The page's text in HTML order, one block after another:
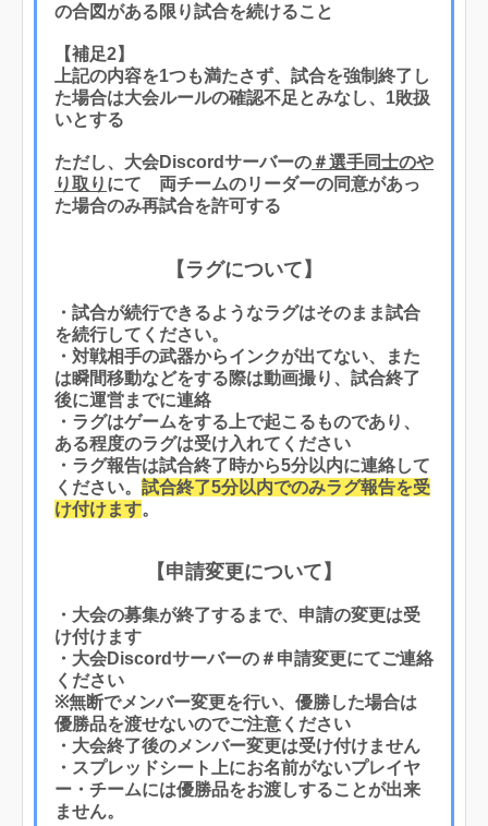
の合図がある限り試合を続けること
【補足2】
上記の内容を1つも満たさず、試合を強制終了し
た場合は大会ルールの確認不足とみなし、1敗扱
いとする
ただし、大会Discordサーバーの＃選手同士のや
り取り にて 両チームのリーダーの同意があっ
た場合のみ再試合を許可する
【ラグについて】
・試合が続行できるようなラグはそのまま試合
を続行してください。
・対戦相手の武器からインクが出てない、また
は瞬間移動などをする際は動画撮り、試合終了
後に運営までに連絡
・ラグはゲームをする上で起こるものであり、
ある程度のラグは受け入れてください
・ラグ報告は試合終了時から5分以内に連絡して
ください。 試合終了5分以内でのみラグ報告を受
け付けます。
【申請変更について】
・大会の募集が終了するまで、申請の変更は受
け付けます
・大会Discordサーバーの＃申請変更にてご連絡
ください
※無断でメンバー変更を行い、優勝した場合は
優勝品を渡せないのでご注意ください
・大会終了後のメンバー変更は受け付けません
・スプレッドシート上にお名前がないプレイヤ
ー・チームには優勝品をお渡しすることが出来
ません。